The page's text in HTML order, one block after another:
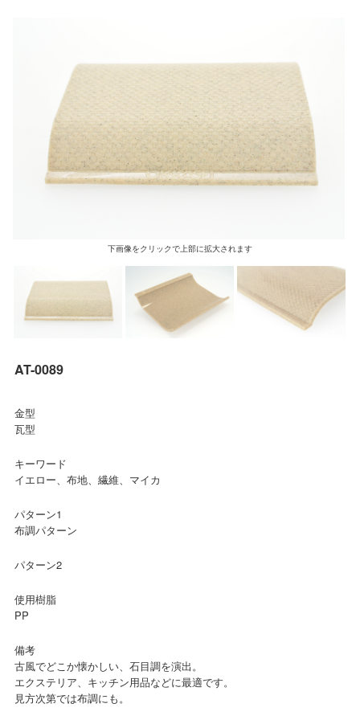
下画像をクリックで上部に拡大されます
AT-0089
金型
瓦型
キーワード
イエロー、布地、繊維、マイカ
パターン1
布調パターン
パターン2
使用樹脂
PP
備考
古風でどこか懐かしい、石目調を演出。
エクステリア、キッチン用品などに最適です。
見方次第では布調にも。